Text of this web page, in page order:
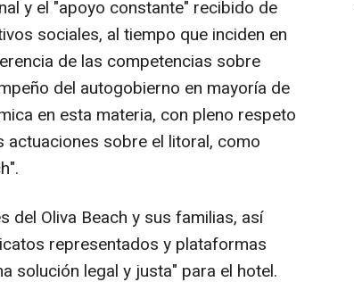
y el "apoyo constante" recibido de
sociales, al tiempo que inciden en
de las competencias sobre
del autogobierno en mayoría de
en esta materia, con pleno respeto
actuaciones sobre el litoral, como
Oliva Beach y sus familias, así
representados y plataformas
solución legal y justa" para el hotel.